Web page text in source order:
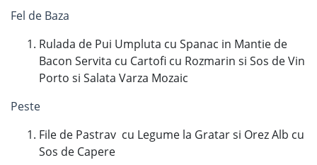
Fel de Baza
Rulada de Pui Umpluta cu Spanac in Mantie de
Bacon Servita cu Cartofi cu Rozmarin si Sos de Vin
Porto si Salata Varza Mozaic
Peste
File de Pastrav cu Legume la Gratar si Orez Alb cu
Sos de Capere